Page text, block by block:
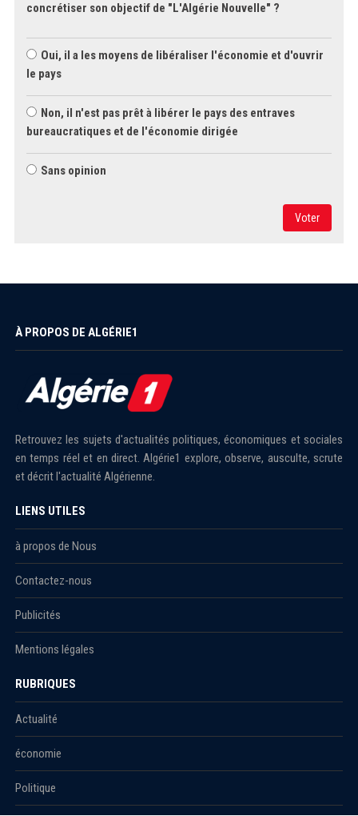
concrétiser son objectif de "L'Algérie Nouvelle" ?
Oui, il a les moyens de libéraliser l'économie et d'ouvrir
le pays
Non, il n'est pas prêt à libérer le pays des entraves
bureaucratiques et de l'économie dirigée
Sans opinion
Voter
À PROPOS DE ALGÉRIE1
Retrouvez les sujets d'actualités politiques, économiques et sociales
en temps réel et en direct. Algérie1 explore, observe, ausculte, scrute
et décrit l'actualité Algérienne.
LIENS UTILES
à propos de Nous
Contactez-nous
Publicités
Mentions légales
RUBRIQUES
Actualité
économie
Politique